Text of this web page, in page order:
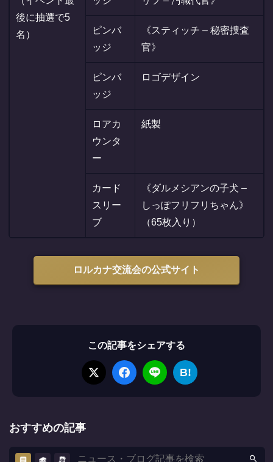
後に抽選で5
名）
ピンバ
ッジ
《スティッチ – 秘密捜査
官》
ピンバ
ッジ
ロゴデザイン
ロアカ
ウンタ
ー
紙製
カード
スリー
ブ
《ダルメシアンの子犬 –
しっぽフリフリちゃん》
（65枚入り）
ロルカナ交流会の公式サイト
この記事をシェアする
B!
おすすめの記事